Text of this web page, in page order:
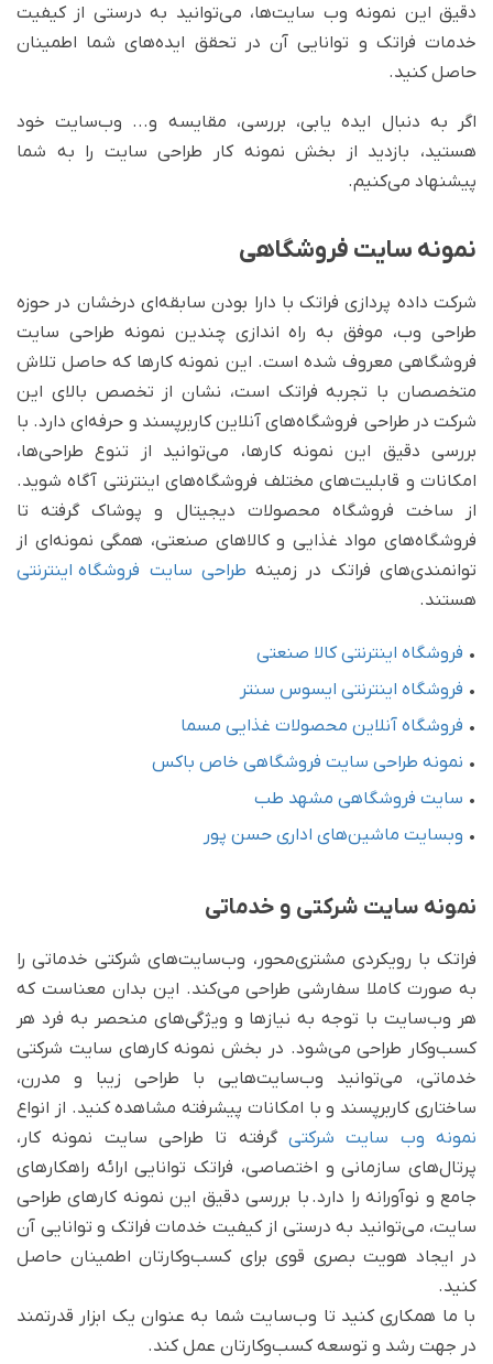
دقیق این نمونه وب سایت‌ها، می‌توانید به درستی از کیفیت
خدمات فراتک و توانایی آن در تحقق ایده‌های شما اطمینان
حاصل کنید.
اگر به دنبال ایده یابی، بررسی، مقایسه و... وب‌سایت خود
هستید، بازدید از بخش نمونه کار طراحی سایت را به شما
پیشنهاد می‌کنیم.
نمونه سایت فروشگاهی
شرکت داده پردازی فراتک با دارا بودن سابقه‌ای درخشان در حوزه
طراحی وب، موفق به راه اندازی چندین نمونه طراحی سایت
فروشگاهی معروف شده است. این نمونه کارها که حاصل تلاش
متخصصان با تجربه فراتک است، نشان از تخصص بالای این
شرکت در طراحی فروشگاه‌های آنلاین کاربرپسند و حرفه‌ای دارد. با
بررسی دقیق این نمونه کارها، می‌توانید از تنوع طراحی‌ها،
امکانات و قابلیت‌های مختلف فروشگاه‌های اینترنتی آگاه شوید.
از ساخت فروشگاه‌ محصولات دیجیتال و پوشاک گرفته تا
فروشگاه‌های مواد غذایی و کالاهای صنعتی، همگی نمونه‌ای از
توانمندی‌های فراتک در زمینه طراحی سایت فروشگاه‌ اینترنتی
هستند.
• فروشگاه اینترنتی کالا صنعتی
• فروشگاه اینترنتی ایسوس سنتر
• فروشگاه آنلاین محصولات غذایی مسما
• نمونه طراحی سایت فروشگاهی خاص باکس
• سایت فروشگاهی مشهد طب
• وبسایت ماشین‌های اداری حسن پور
نمونه سایت شرکتی و خدماتی
فراتک با رویکردی مشتری‌محور، وب‌سایت‌های شرکتی خدماتی را
به صورت کاملا سفارشی طراحی می‌کند. این بدان معناست که
هر وب‌سایت با توجه به نیازها و ویژگی‌های منحصر به فرد هر
کسب‌وکار طراحی می‌شود. در بخش نمونه کارهای سایت شرکتی
خدماتی، می‌توانید وب‌سایت‌هایی با طراحی زیبا و مدرن،
ساختاری کاربرپسند و با امکانات پیشرفته مشاهده کنید. از انواع
نمونه وب سایت شرکتی گرفته تا طراحی سایت نمونه کار،
پرتال‌های سازمانی و اختصاصی، فراتک توانایی ارائه راهکارهای
جامع و نوآورانه را دارد. با بررسی دقیق این نمونه کارهای طراحی
سایت، می‌توانید به درستی از کیفیت خدمات فراتک و توانایی آن
در ایجاد هویت بصری قوی برای کسب‌وکارتان اطمینان حاصل
کنید.
با ما همکاری کنید تا وب‌سایت شما به عنوان یک ابزار قدرتمند
در جهت رشد و توسعه کسب‌وکارتان عمل کند.